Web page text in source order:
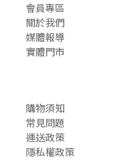
會員專區
關於我們
媒體報導
實體門市
購物須知
常見問題
運送政策
隱私權政策